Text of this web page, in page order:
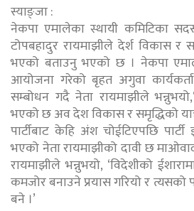
स्याङ्जा :
नेकपा एमालेका स्थायी कमिटिका
टोपबहादुर रायमाझीले देर्श विकास र
भएको बताउनु भएको छ । नेकपा
आयोजना गरेको बृहत अगुवा
सम्बोधन गदै नेता रायमाझीले
भएको छ अव देश विकास र समृद्धिको
पार्टीबाट केहि अंश चोईटिएपछि
भएको नेता रायमाझीको दावी छ
रायमाझीले भन्नुभयो, ‘विदेशीको
कमजोर बनाउने प्रयास गरियो र त्यसको
बने ।’